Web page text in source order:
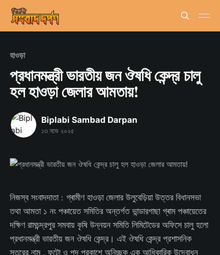
হাওড়া
প্রধানমন্ত্রী ভারতীয় জন ঔষধি কেন্দ্র চালু
হল হাওড়া জেলার আমতায়!
Biplabi Sambad Darpan
১৩ নভে ২০২৫
নিজস্ব সংবাদদাতা : গ্ৰামীণ হাওড়া জেলার উলুবেড়িয়া উত্তর বিধানসভা
তথা আমতা ১ নং পঞ্চায়েত সমিতির অন্তর্গত ভান্ডারগাছা গ্ৰাম পঞ্চায়েতের
দক্ষিণ রামচন্দ্রপুর সমবায় কৃষি উন্নয়ন সমিতি লিমিটেডের অফিসে চালু হলো
প্রধানমন্ত্রী ভারতীয় জন ঔষধি কেন্দ্র। এই ঔষধি কেন্দ্র প্রশাসনিক
স্তরের নাম , ফটো ও পদ প্রকাশে অনিচ্ছুক এক আধিকারিক উদ্বোধন